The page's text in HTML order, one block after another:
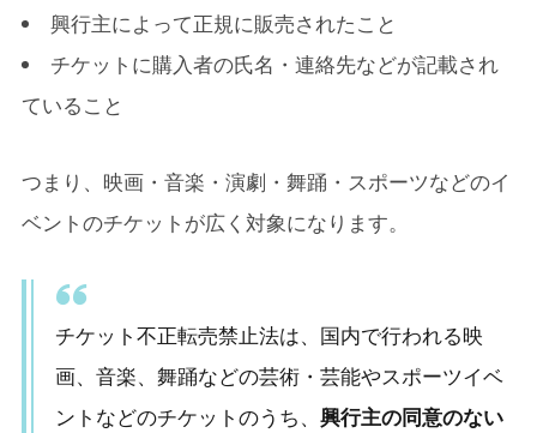
興行主によって正規に販売されたこと
チケットに購入者の氏名・連絡先などが記載され
ていること
つまり、映画・音楽・演劇・舞踊・スポーツなどのイ
ベントのチケットが広く対象になります。
チケット不正転売禁止法は、国内で行われる映
画、音楽、舞踊などの芸術・芸能やスポーツイベ
ントなどのチケットのうち、 興行主の同意のない